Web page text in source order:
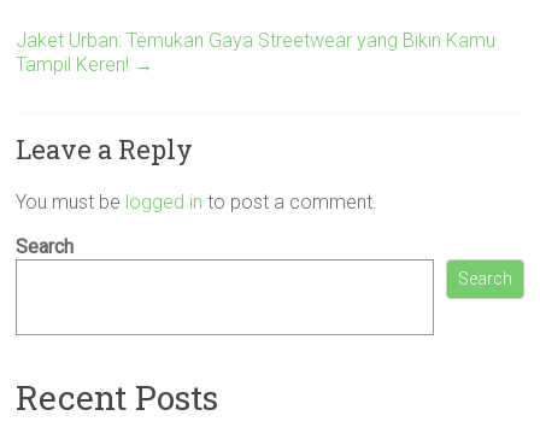
Jaket Urban: Temukan Gaya Streetwear yang Bikin Kamu
Tampil Keren! →
Leave a Reply
You must be logged in to post a comment.
Search
Search
Recent Posts